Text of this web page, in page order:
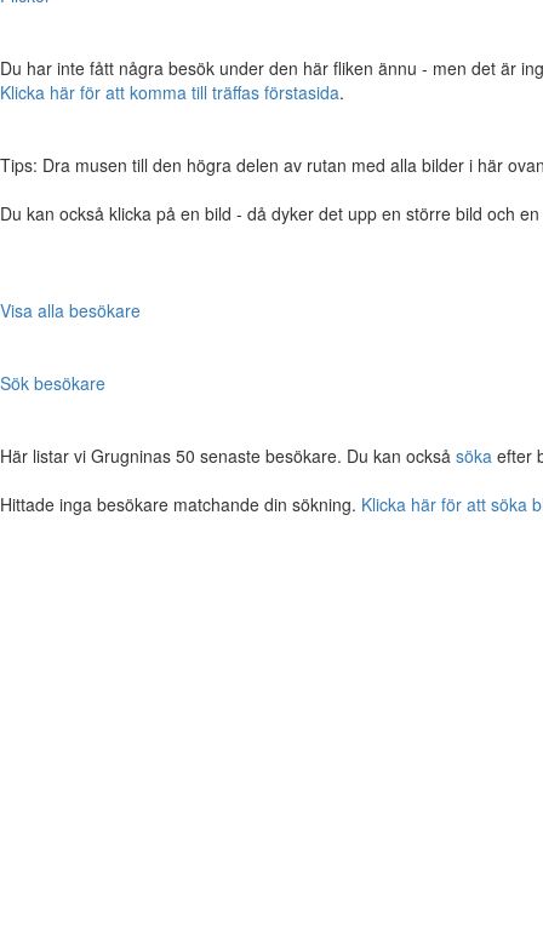
Du har inte fått några besök under den här fliken ännu - men det är
Klicka här för att komma till träffas förstasida.
Tips: Dra musen till den högra delen av rutan med alla bilder i här
Du kan också klicka på en bild - då dyker det upp en större bild och
Visa alla besökare
Sök besökare
Här listar vi Grugninas 50 senaste besökare. Du kan också söka efter
Hittade inga besökare matchande din sökning. Klicka här för att söka